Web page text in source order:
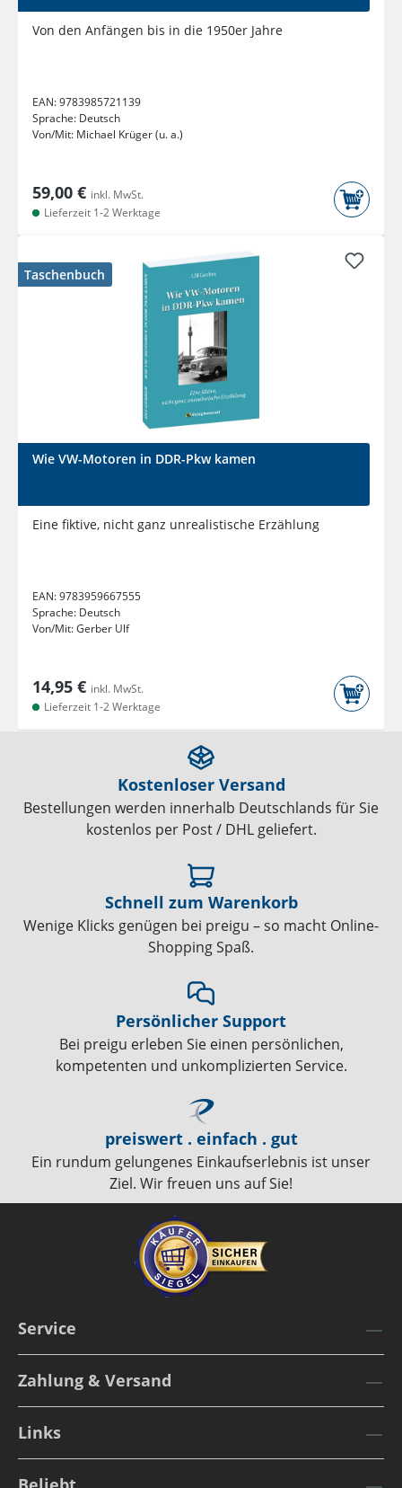
Von den Anfängen bis in die 1950er Jahre
EAN:9783985721139
Sprache: Deutsch
Von/Mit: Michael Krüger (u. a.)
59,00 € inkl. MwSt.
Lieferzeit 1-2 Werktage
Taschenbuch
Wie VW-Motoren in DDR-Pkw kamen
Eine fiktive, nicht ganz unrealistische Erzählung
EAN:9783959667555
Sprache: Deutsch
Von/Mit:Gerber Ulf
14,95 € inkl. MwSt.
Lieferzeit 1-2 Werktage
Kostenloser Versand
Bestellungen werden innerhalb Deutschlands für Sie
kostenlos per Post / DHL geliefert.
Schnell zum Warenkorb
Wenige Klicks genügen bei preigu – so macht Online-
Shopping Spaß.
Persönlicher Support
Bei preigu erleben Sie einen persönlichen,
kompetenten und unkomplizierten Service.
preiswert . einfach . gut
Ein rundum gelungenes Einkaufserlebnis ist unser
Ziel. Wir freuen uns auf Sie!
Service
Zahlung & Versand
Links